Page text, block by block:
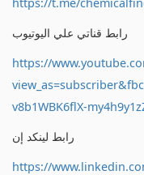
رابط قناتي علي اليوتيوب
https://
v8b1WBK6flX-
رابط لينكد إن
https://